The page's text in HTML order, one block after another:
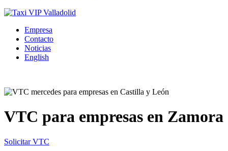
Empresa
Contacto
Noticias
English
VTC para empresas en Zamora
Solicitar VTC